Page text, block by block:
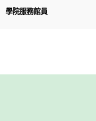
學院服務館員